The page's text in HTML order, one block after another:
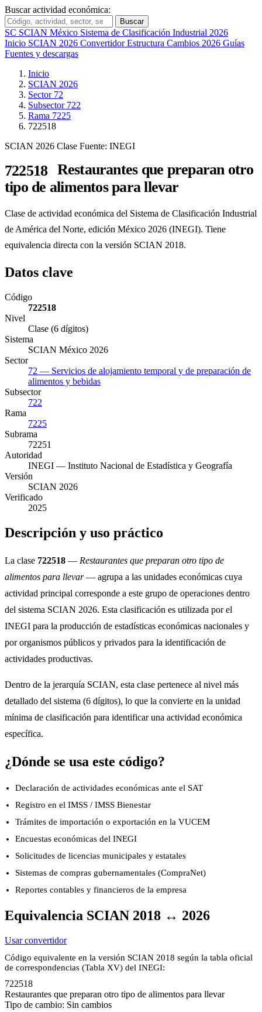
Buscar actividad económica:
Buscar
SC SCIAN México Sistema de Clasificación Industrial 2026
Inicio SCIAN 2026 ConvertidorEstructura Cambios 2026 Guías
Fuentes y descargas
Inicio
SCIAN 2026
Sector 72
Subsector 722
Rama 7225
722518
SCIAN 2026 Clase Fuente: INEGI
722518 Restaurantes que preparan otro
tipo de alimentos para llevar
Clase de actividad económica del Sistema de Clasificación Industrial
de América del Norte, edición México 2026 (INEGI). Tiene
equivalencia directa con la versión SCIAN 2018.
Datos clave
Código
722518
Nivel
Clase (6 dígitos)
Sistema
SCIAN México 2026
Sector
72 — Servicios de alojamiento temporal y de preparación de
alimentos y bebidas
Subsector
722
Rama
7225
Subrama
72251
Autoridad
INEGI — Instituto Nacional de Estadística y Geografía
Versión
SCIAN 2026
Verificado
2025
Descripción y uso práctico
La clase 722518 — Restaurantes que preparan otro tipo de
alimentos para llevar— agrupa a las unidades económicas cuya
actividad principal corresponde a este grupo de operaciones dentro
del sistema SCIAN 2026. Esta clasificación es utilizada por el
INEGI para la producción de estadísticas económicas nacionales y
por organismos públicos y privados para la identificación de
actividades productivas.
Dentro de la jerarquía SCIAN, esta clase pertenece al nivel más
detallado del sistema (6 dígitos), lo que la convierte en la unidad
mínima de clasificación para identificar una actividad económica
específica.
¿Dónde se usa este código?
Declaración de actividades económicas ante el SAT
Registro en el IMSS / IMSS Bienestar
Trámites de importación o exportación en la VUCEM
Encuestas económicas del INEGI
Solicitudes de licencias municipales y estatales
Sistemas de compras gubernamentales (CompraNet)
Reportes contables y financieros de la empresa
Equivalencia SCIAN 2018 ↔ 2026
Usar convertidor
Código equivalente en la versión SCIAN 2018 según la tabla oficial
de correspondencias (Tabla XV) del INEGI:
722518
Restaurantes que preparan otro tipo de alimentos para llevar
Tipo de cambio: Sin cambios